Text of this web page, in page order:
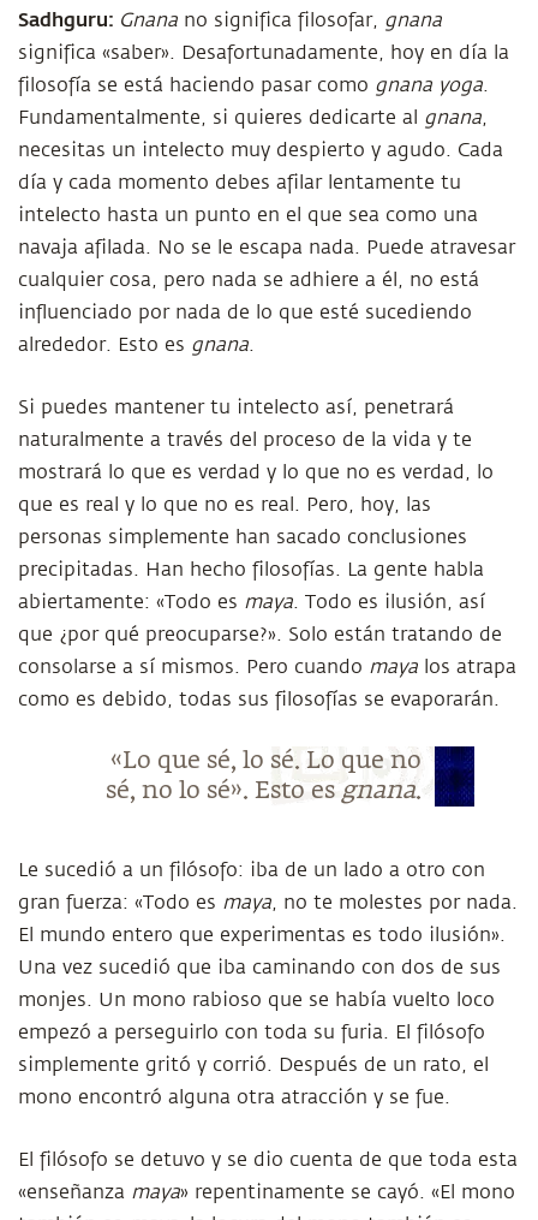
Sadhguru: Gnana no significa filosofar, gnana
significa «saber». Desafortunadamente, hoy en día la
filosofía se está haciendo pasar como gnana yoga.
Fundamentalmente, si quieres dedicarte al gnana,
necesitas un intelecto muy despierto y agudo. Cada
día y cada momento debes afilar lentamente tu
intelecto hasta un punto en el que sea como una
navaja afilada. No se le escapa nada. Puede atravesar
cualquier cosa, pero nada se adhiere a él, no está
influenciado por nada de lo que esté sucediendo
alrededor. Esto es gnana.
Si puedes mantener tu intelecto así, penetrará
naturalmente a través del proceso de la vida y te
mostrará lo que es verdad y lo que no es verdad, lo
que es real y lo que no es real. Pero, hoy, las
personas simplemente han sacado conclusiones
precipitadas. Han hecho filosofías. La gente habla
abiertamente: «Todo es maya. Todo es ilusión, así
que ¿por qué preocuparse?». Solo están tratando de
consolarse a sí mismos. Pero cuando maya los atrapa
como es debido, todas sus filosofías se evaporarán.
«Lo que sé, lo sé. Lo que no
sé, no lo sé». Esto es gnana.
Le sucedió a un filósofo: iba de un lado a otro con
gran fuerza: «Todo es maya, no te molestes por nada.
El mundo entero que experimentas es todo ilusión».
Una vez sucedió que iba caminando con dos de sus
monjes. Un mono rabioso que se había vuelto loco
empezó a perseguirlo con toda su furia. El filósofo
simplemente gritó y corrió. Después de un rato, el
mono encontró alguna otra atracción y se fue.
El filósofo se detuvo y se dio cuenta de que toda esta
«enseñanza maya» repentinamente se cayó. «El mono